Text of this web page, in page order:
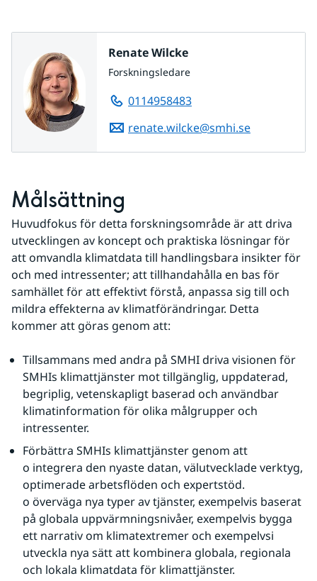
Renate Wilcke
Forskningsledare
0114958483
renate.wilcke@smhi.se
Målsättning
Huvudfokus för detta forskningsområde är att driva
utvecklingen av koncept och praktiska lösningar för
att omvandla klimatdata till handlingsbara insikter för
och med intressenter; att tillhandahålla en bas för
samhället för att effektivt förstå, anpassa sig till och
mildra effekterna av klimatförändringar. Detta
kommer att göras genom att:
Tillsammans med andra på SMHI driva visionen för
SMHIs klimattjänster mot tillgänglig, uppdaterad,
begriplig, vetenskapligt baserad och användbar
klimatinformation för olika målgrupper och
intressenter.
Förbättra SMHIs klimattjänster genom att
o integrera den nyaste datan, välutvecklade verktyg,
optimerade arbetsflöden och expertstöd.
o överväga nya typer av tjänster, exempelvis baserat
på globala uppvärmningsnivåer, exempelvis bygga
ett narrativ om klimatextremer och exempelvsi
utveckla nya sätt att kombinera globala, regionala
och lokala klimatdata för klimattjänster.